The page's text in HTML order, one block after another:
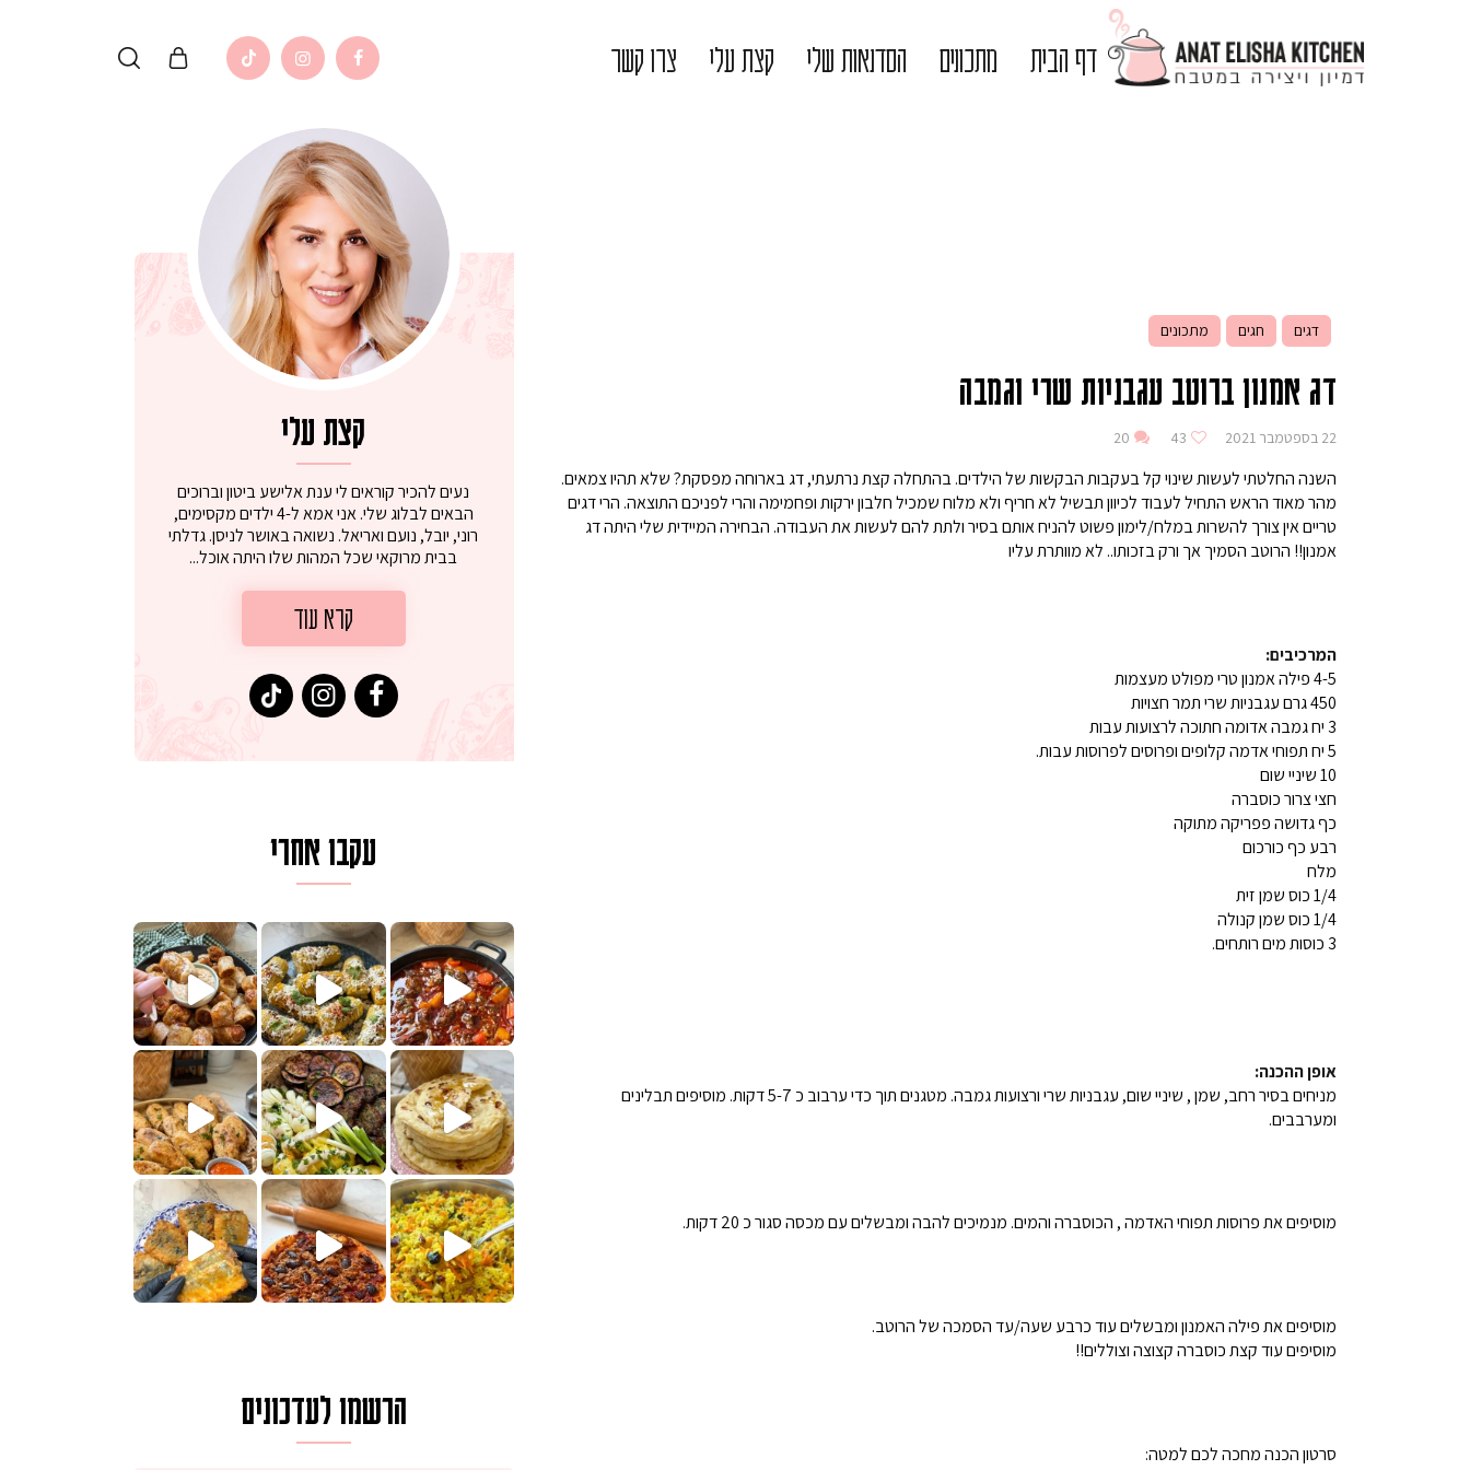
דף הבית מתכונים הסדנאות שלי קצת עלי צרו קשר
דגים חגים מתכונים
דג אמנון ברוטב עגבניות שרי וגמבה
22 בספטמבר 2021 43
20
השנה החלטתי לעשות שינוי קל בעקבות הבקשות של הילדים. בהתחלה קצת נרתעתי, דג בארוחה מפסקת? שלא תהיו צמאים.
מהר מאוד הראש התחיל לעבוד לכיוון תבשיל לא חריף ולא מלוח שמכיל חלבון ירקות ופחמימה והרי לפניכם התוצאה. הרי דגים
טריים אין צורך להשרות במלח/לימון פשוט להניח אותם בסיר ולתת להם לעשות את העבודה. הבחירה המיידית שלי היתה דג
אמנון!! הרוטב הסמיך אך ורק בזכותו.. לא מוותרת עליו
המרכיבים:
4-5 פילה אמנון טרי מפולט מעצמות
450 גרם עגבניות שרי תמר חצויות
3 יח גמבה אדומה חתוכה לרצועות עבות
5 יח תפוחי אדמה קלופים ופרוסים לפרוסות עבות.
10 שיניי שום
חצי צרור כוסברה
כף גדושה פפריקה מתוקה
רבע כף כורכום
מלח
1/4 כוס שמן זית
1/4 כוס שמן קנולה
3 כוסות מים רותחים.
אופן ההכנה:
מניחים בסיר רחב, שמן , שיניי שום, עגבניות שרי ורצועות גמבה. מטגנים תוך כדי ערבוב כ 5-7 דקות. מוסיפים תבלינים
ומערבבים.
מוסיפים את פרוסות תפוחי האדמה , הכוסברה והמים. מנמיכים להבה ומבשלים עם מכסה סגור כ 20 דקות.
מוסיפים את פילה האמנון ומבשלים עוד כרבע שעה/עד הסמכה של הרוטב.
מוסיפים עוד קצת כוסברה קצוצה וצוללים!!
סרטון הכנה מחכה לכם למטה:
קצת עלי
נעים להכיר קוראים לי ענת אלישע ביטון וברוכים
הבאים לבלוג שלי. אני אמא ל-4 ילדים מקסימים,
רוני, יובל, נועם ואריאל. נשואה באושר לניסן. גדלתי
בבית מרוקאי שכל המהות שלו היתה אוכל...
קרא עוד
עקבו אחרי
. גולש המר
קלחי תירס צרובים על מחבת עם גבינה בולגרית מעודנת מ
נשנושי פרגיות קריספיים ממכרים שמכינים בכמה דקות עב
לחם מחבת שהוא שילוב של מופלטה וספינז׳, רעיון מעולאז מה בשבילכם? בפ
פסטל טוניסאי לתשעת הימים, חשבתי מה לחדש לכם ונראה
למתכון
פיצה של תשעת הימים ולמה היא נקראת ככה? ההסבר בסרטו
מז׳ווז׳ין או בתרגום לעברית, מחותניםמתכון ראש
הרשמו לעדכונים